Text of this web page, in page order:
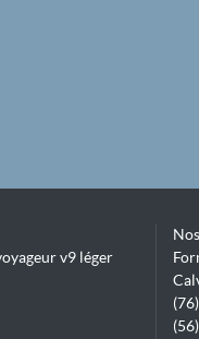
v9 léger
(56)